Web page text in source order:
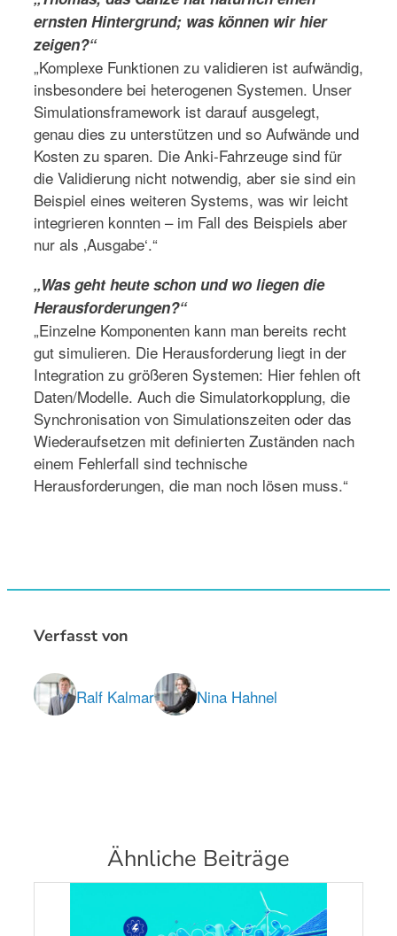
ernsten Hintergrund; was können wir hier
zeigen?“
„Komplexe Funktionen zu validieren ist aufwändig,
insbesondere bei heterogenen Systemen. Unser
Simulationsframework ist darauf ausgelegt,
genau dies zu unterstützen und so Aufwände und
Kosten zu sparen. Die Anki-Fahrzeuge sind für
die Validierung nicht notwendig, aber sie sind ein
Beispiel eines weiteren Systems, was wir leicht
integrieren konnten – im Fall des Beispiels aber
nur als ‚Ausgabe‘.“
„Was geht heute schon und wo liegen die
Herausforderungen?“
„Einzelne Komponenten kann man bereits recht
gut simulieren. Die Herausforderung liegt in der
Integration zu größeren Systemen: Hier fehlen oft
Daten/Modelle. Auch die Simulatorkopplung, die
Synchronisation von Simulationszeiten oder das
Wiederaufsetzen mit definierten Zuständen nach
einem Fehlerfall sind technische
Herausforderungen, die man noch lösen muss.“
Verfasst von
Ralf Kalmar Nina Hahnel
Ähnliche Beiträge